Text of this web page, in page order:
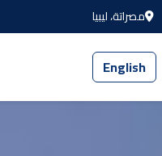
مصراتة، ليبيا
English